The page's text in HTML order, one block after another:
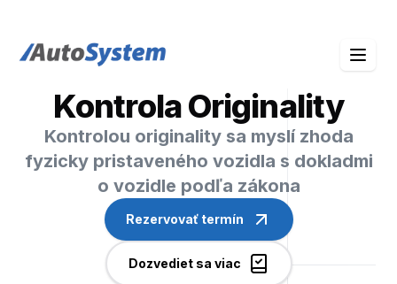
auto-system logo
Kontrola Originality
Kontrolou originality sa myslí zhoda
fyzicky pristaveného vozidla s dokladmi
o vozidle podľa zákona
Rezervovať termín
Dozvediet sa viac